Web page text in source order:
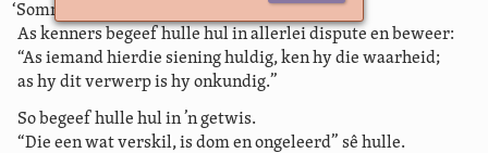
‘Sommige hou vas aan hul eie dogmas.
As kenners begeef hulle hul in allerlei dispute en beweer:
“As iemand hierdie siening huldig, ken hy die waarheid;
as hy dit verwerp is hy onkundig.”
So begeef hulle hul in ’n getwis.
“Die een wat verskil, is dom en ongeleerd” sê hulle.